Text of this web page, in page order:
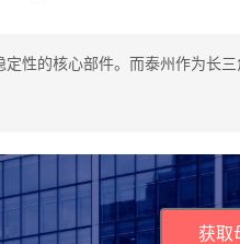
性的核心部件。而泰州作为长
获取